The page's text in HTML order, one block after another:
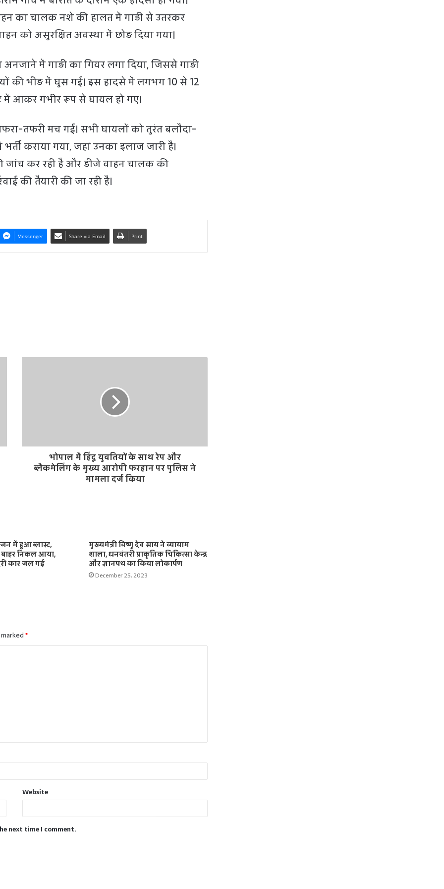
का चालक नशे की हालत में गाड़ी से उतरकर
को असुरक्षित अवस्था में छोड़ दिया गया।
में गाड़ी का गियर लगा दिया, जिससे गाड़ी
की भीड़ में घुस गई। इस हादसे में लगभग 10 से 12
में आकर गंभीर रूप से घायल हो गए।
तफरी मच गई। सभी घायलों को तुरंत बलौदा-
कराया गया, जहां उनका इलाज जारी है।
जांच कर रही है और डीजे वाहन चालक की
की तैयारी की जा रही है।
Messenger Share via Email Print
भोपाल में हिंदू युवतियों के साथ रेप और
ब्लैकमेलिंग के मुख्य आरोपी फरहान पर पुलिस ने
मामला दर्ज किया
में हुआ ब्लास्ट,
बाहर निकल आया,
कार जल गई
मुख्यमंत्री विष्णु देव साय ने व्यायाम
शाला, धनवंतरी प्राकृतिक चिकित्सा केन्द्र
और ज्ञानपथ का किया लोकार्पण
December 25, 2023
*
Website
next time I comment.